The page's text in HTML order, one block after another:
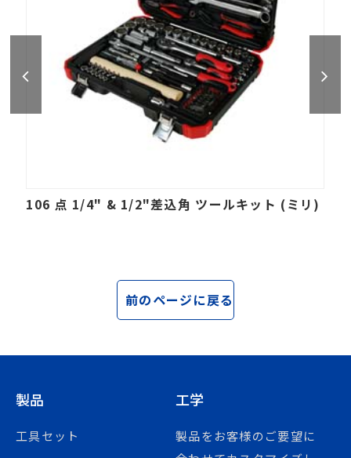
106 点 1/4" & 1/2"差込角 ツールキット (ミリ)
前のページに戻る
製品
工具セット
工学
製品をお客様のご要望に